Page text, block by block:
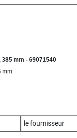
mm - 69071540
mm
le fournisseur